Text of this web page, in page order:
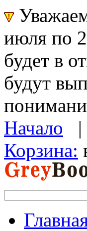
июля по
будет в
будут
Начало |
Корзина: